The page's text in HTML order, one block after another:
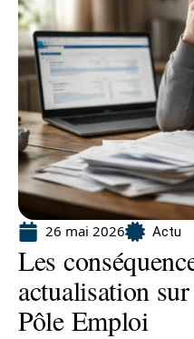
26 mai 2026 Actu
Les
actualisation
Pôle Emploi